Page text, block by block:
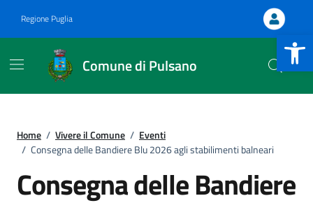
Apri la
Regione Puglia
Comune di Pulsano
Home / Vivere il Comune / Eventi
/ Consegna delle Bandiere Blu 2026 agli stabilimenti balneari
Consegna delle Bandiere